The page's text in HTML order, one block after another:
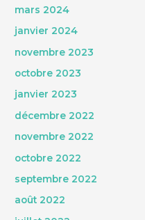
mars 2024
janvier 2024
novembre 2023
octobre 2023
janvier 2023
décembre 2022
novembre 2022
octobre 2022
septembre 2022
août 2022